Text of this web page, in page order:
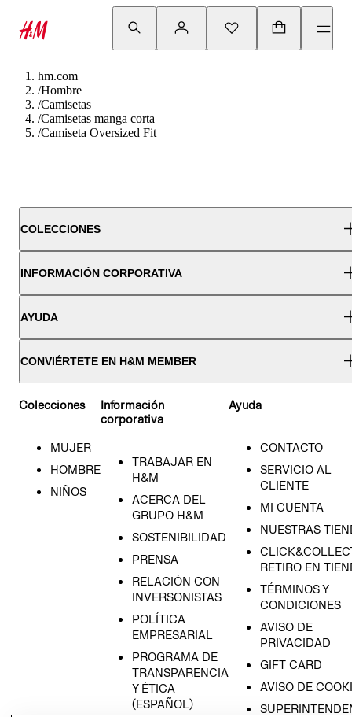
hm.com
/Hombre
/Camisetas
/Camisetas manga corta
/Camiseta Oversized Fit
COLECCIONES
INFORMACIÓN CORPORATIVA
AYUDA
CONVIÉRTETE EN H&M MEMBER
Colecciones
MUJER
HOMBRE
NIÑOS
Información
corporativa
TRABAJAR EN
H&M
ACERCA DEL
GRUPO H&M
SOSTENIBILIDAD
PRENSA
RELACIÓN CON
INVERSONISTAS
POLÍTICA
EMPRESARIAL
PROGRAMA DE
TRANSPARENCIA
Y ÉTICA
(ESPAÑOL)
Ayuda
CONTACTO
SERVICIO AL
CLIENTE
MI CUENTA
NUESTRAS
RETIRO EN
TÉRMINOS Y
CONDICIONES
AVISO DE
PRIVACIDAD
GIFT CARD
AVISO DE